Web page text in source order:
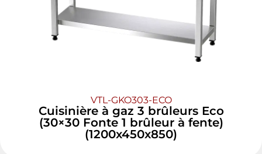
VTL-GKO303-ECO
Cuisinière à gaz 3 brûleurs Eco
(30×30 Fonte 1 brûleur à fente)
(1200x450x850)